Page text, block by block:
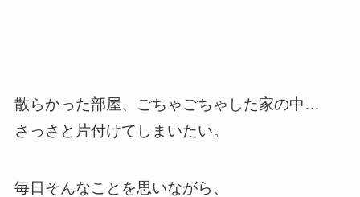
散らかった部屋、ごちゃごちゃした家の中…
さっさと片付けてしまいたい。
毎日そんなことを思いながら、